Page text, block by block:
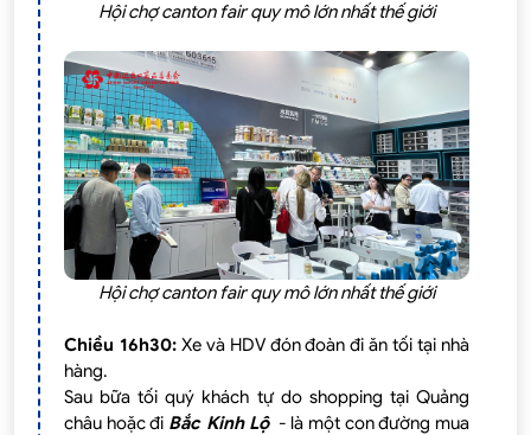
Hội chợ canton fair quy mô lớn nhất thế giới
Hội chợ canton fair quy mô lớn nhất thế giới
Chiều 16h30:Xe và HDV đón đoàn đi ăn tối tại nhà
hàng.
Sau bữa tối quý khách tự do shopping tại Quảng
châu hoặc đi Bắc Kinh Lộ- là một con đường mua